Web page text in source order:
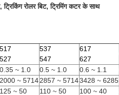
रोलर बिट, ट्रिमिंग कटर के साथ
517
527
537
547
617
627
0.35 ~ 1.0 0.5 ~ 1.0 0.6 ~ 1.1
2000 ~ 57142857 ~ 57143428 ~ 6285
125 ~ 50 110 ~ 50 100 ~ 40